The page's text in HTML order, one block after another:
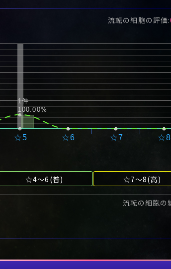
流転の細胞の評価:
☆5 ☆6 ☆7 ☆8
1件
100.00%
☆4～6(普) ☆7～8(高)
流転の細胞の